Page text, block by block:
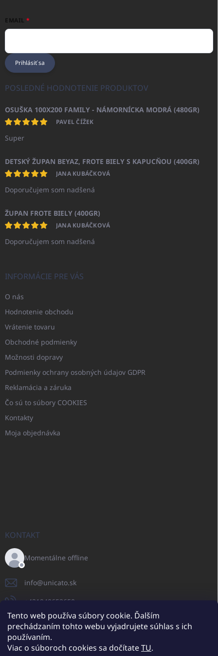
Tento web používa súbory cookie. Ďalším
prechádzaním tohto webu vyjadrujete súhlas s ich
používaním.
Viac o súboroch cookies sa dočítateTU.
EMAIL
Prihlásiť sa
POSLEDNÉ HODNOTENIE PRODUKTOV
OSUŠKA 100X200 FAMILY - NÁMORNÍCKA MODRÁ (480GR)
PAVEL ČÍŽEK
Super
DETSKÝ ŽUPAN BEYAZ, FROTE BIELY S KAPUCŇOU (400GR)
JANA KUBÁČKOVÁ
Doporučujem som nadšená
ŽUPAN FROTE BIELY (400GR)
JANA KUBÁČKOVÁ
Doporučujem som nadšená
INFORMÁCIE PRE VÁS
O nás
Hodnotenie obchodu
Vrátenie tovaru
Obchodné podmienky
Možnosti dopravy
Podmienky ochrany osobných údajov GDPR
Reklamácia a záruka
Čo sú to súbory COOKIES
Kontakty
Moja objednávka
KONTAKT
Momentálne offline
info@unicato.sk
+421940652650
UNICATO.sk
UNICATOshop.pl UNICATOshop.de